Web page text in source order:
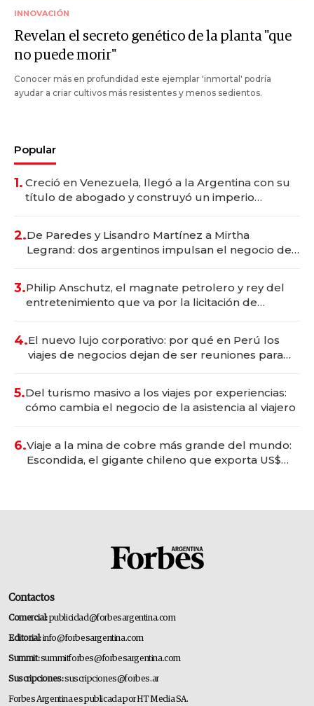
INNOVACIÓN
Revelan el secreto genético de la planta "que
no puede morir"
Conocer más en profundidad este ejemplar 'inmortal' podría
ayudar a criar cultivos más resistentes y menos sedientos.
Popular
1. Creció en Venezuela, llegó a la Argentina con su
título de abogado y construyó un imperio
2.De Paredes y Lisandro Martínez a Mirtha
Legrand: dos argentinos impulsan el negocio del
3.Philip Anschutz, el magnate petrolero y rey del
entretenimiento que va por la licitación de
4.El nuevo lujo corporativo: por qué en Perú los
viajes de negocios dejan de ser reuniones para
5.Del turismo masivo a los viajes por experiencias:
cómo cambia el negocio de la asistencia al viajero
6.Viaje a la mina de cobre más grande del mundo:
Escondida, el gigante chileno que exporta US$
Contactos
Comercial:publicidad@forbesargentina.com
Editorial:info@forbesargentina.com
Summit:summitforbes@forbesargentina.com
Suscripciones:suscripciones@forbes.ar
Forbes Argentina es publicada por HT Media SA.